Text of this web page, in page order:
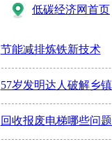
低碳经济网首页
节能减排炼铁新技术
57岁发明达人破解乡
回收报废电梯哪些问